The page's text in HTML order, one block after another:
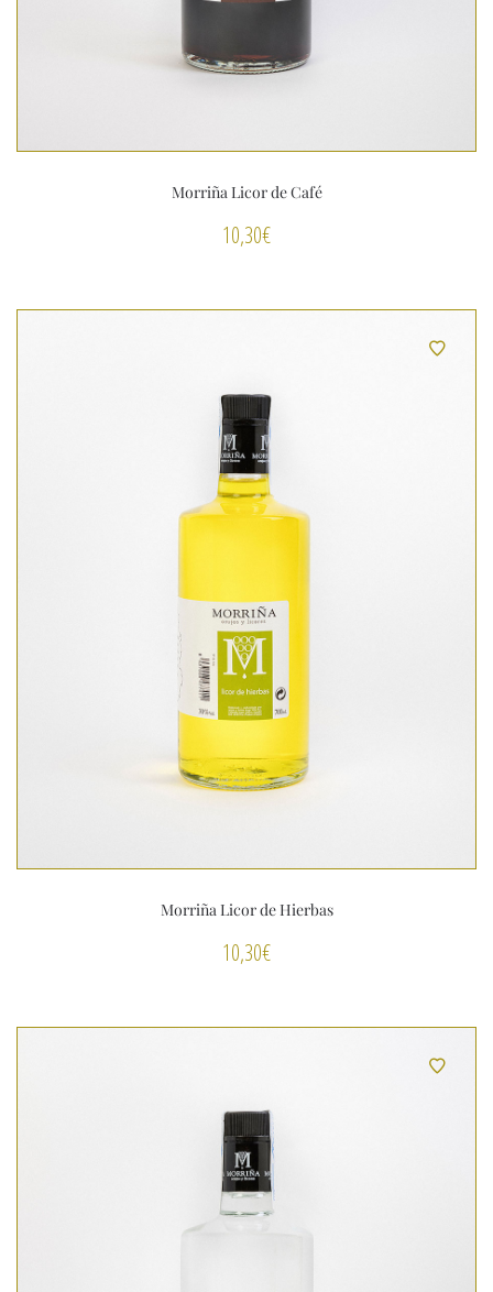
Morriña Licor de Café
10,30€
Morriña Licor de Hierbas
10,30€